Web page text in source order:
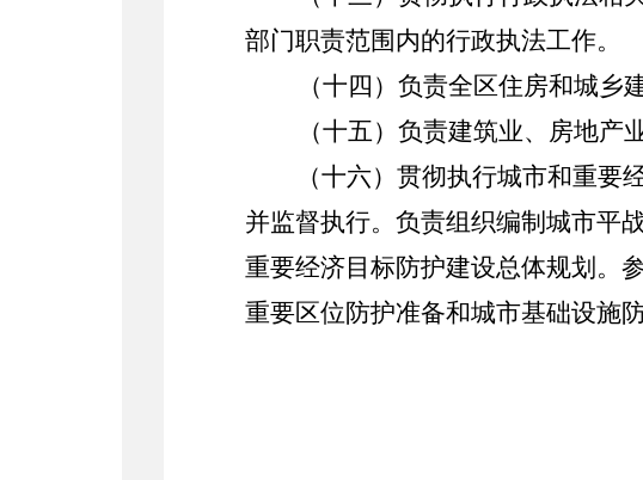
部门职责范围内的行政执法工作。
（十四 ） 负责全区住房和城乡
（十五） 负责建筑业、房地产业
（十六） 贯彻执行城市和重要
并监督执行。负责组织编制城市平
重要经济目标防护建设总体规划。
重要区位防护准备和城市基础设施